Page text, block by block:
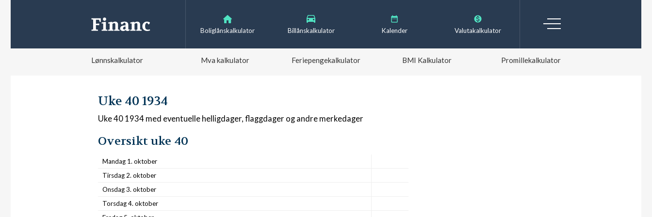
Boliglånskalkulator Billånskalkulator Kalender Valutakalkulator
Lønnskalkulator Mva kalkulator Feriepengekalkulator BMI Kalkulator Promillekalkulator
Uke 40 1934
Uke 40 1934 med eventuelle helligdager, flaggdager og andre merkedager
Oversikt uke 40
Mandag 1. oktober
Tirsdag 2. oktober
Onsdag 3. oktober
Torsdag 4. oktober